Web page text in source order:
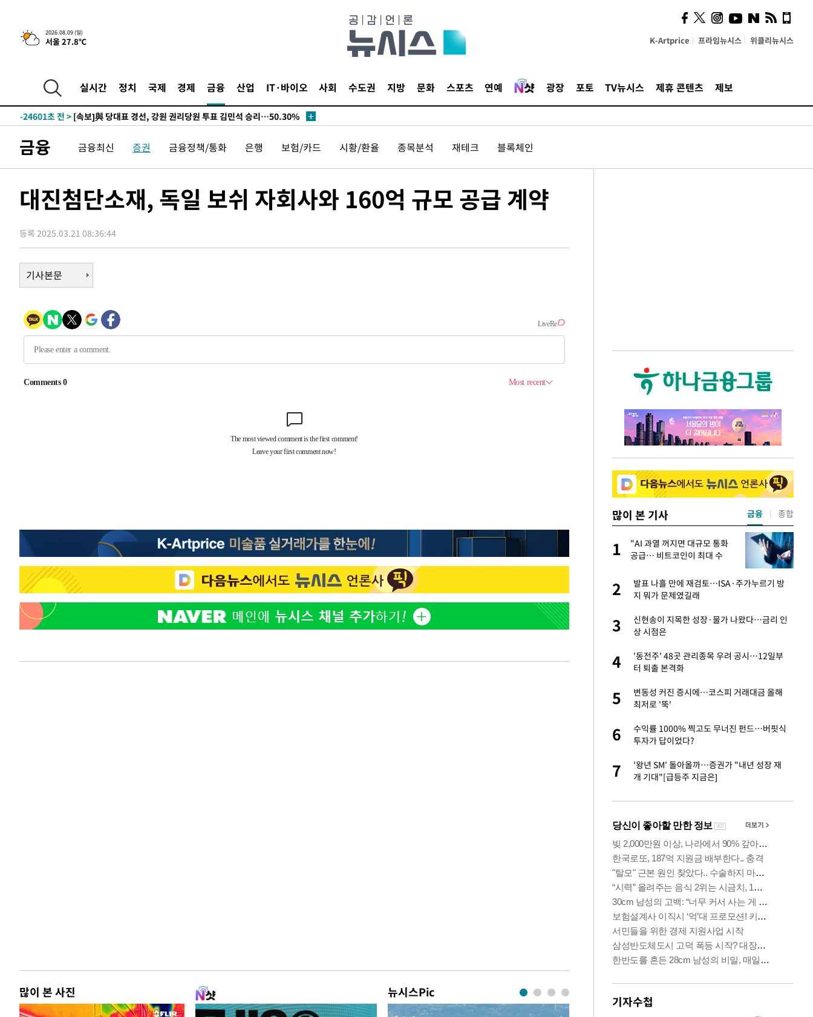
2026.08.09 (일)
서울 27.8℃ K-Artprice 프라임뉴시스 위클리뉴시스
실시간 정치 국제 경제 금융 산업 IT·바이오 사회 수도권 지방 문화 스포츠 연예 광장 포토 TV뉴시스 제휴 콘텐츠 제보
44.40%
-25255초 전 >與 강원·TK 당원투표 합산 김민석 46.01%로 승리…정청래
44.53%
-25095초 전 > [속보]與전대 권리당원투표…강원·경북 김민석, 대구 정청래 승리
45.71%
-24804초 전 >
[속보]與 당대표 경선, 대구 권리당원 투표 정청래 47.82%·김민석
46.35%
-24601초 전 >
득표
-22519초 전 > "일본축구협회, 대한축구협회 성 접대 의혹 심판 조사"
정상
-10526초 전 >
"얼마나 더웠으면"…안동 물길공원서 헤엄친 구렁이 '소동'
-10453초 전 >손흥민, 68분 뛰고 2경기 침묵…LAFC, 톨루카에 1-0 승리(종합)
-8477초 전 >이강인, 오늘 서울서 AT마드리드 입단식…'전례 없는 특급대우'
1시간 전 >콜롬비아 신임 우파 대통령 취임 하루만에 차량폭탄 폭발 사건
3시간 전 >튀르키예 외무장관, "메카 3국 방위협정은 이란이 목표 아냐 " 밝혀
3시간 전 >이군이 불법 군시설 건설한 레바논 남부에서 레바논군 3명 폭발로 부상
4시간 전 >[속보]美중부 사령관, 이스라엘 긴급방문 다중화된 전선 상황 논의
-29965초 전 >태풍 돌핀, 중 저장성 타이저우시 해안에 상륙 (1보)
-27311초 전 >AT마드리드 데뷔 앞둔 이강인, 맨시티전 선발 대신 '벤치 시작'
-25941초 전 > [속보]與 강원·TK 당원투표 합산 김민석 48.54%로 승리…정청래
44.53%
-25115초 전 >
[속보]與 당대표 경선, 대구 권리당원 투표 정청래 47.82%·김민석
[속보]與 당대표 경선, 강원 권리당원 투표 김민석 승리…50.30%
"일본축구협회, 대한축구협회 성 접대 의혹 심판 조사"
-8497초 전 >
이강인, 오늘 서울서 AT마드리드 입단식…'전례 없는 특급대우'
1시간 전 >'여긴 20도, 저긴 50도'…열화상 카메라로 본 폭염 저감시설 '온도차'
1시간 전 >콜롬비아 신임 우파 대통령 취임 하루만에 차량폭탄 폭발 사건
3시간 전 >튀르키예 외무장관, "메카 3국 방위협정은 이란이 목표 아냐 " 밝혀
3시간 전 > 이군이 불법 군시설 건설한 레바논 남부에서 레바논군 3명 폭발로 부상
4시간 전 >
[속보]美중부 사령관, 이스라엘 긴급방문 다중화된 전선 상황 논의
금융 금융최신 증권 금융정책/통화 은행 보험/카드 시황/환율 종목분석 재테크 블록체인
대진첨단소재, 독일 보쉬 자회사와 160억 규모 공급 계약
등록 2025.03.21 08:36:44
기사본문
많이 본 사진 뉴시스Pic
많이 본 기사
한정수 "황정민 선배만 피
해…떳떳하면 신분 공개하라"
2
치료 중"
3
LAFC 손흥민, 리그스컵 톨루카전 선발 출
격…득점포 재가동 도전
4
1
"AI 과열 꺼지면 대규모 통화
공급… 비트코인이 최대 수
2
발표 나흘 만에 재검토…ISA·주가누르기 방
지 뭐가 문제였길래
3
신현송이 지목한 성장·물가 나왔다…금리 인
상 시점은
4
'동전주' 48곳 관리종목 우려 공시…12일부
터 퇴출 본격화
5
변동성 커진 증시에…코스피 거래대금 올해
최저로 '뚝'
6
수익률 1000% 찍고도 무너진 펀드…버핏식
투자가 답이었다?
7
'왕년 SM' 돌아올까…증권가 "내년 성장 재
개 기대"[급등주 지금은]
금융 종합
기자수첩